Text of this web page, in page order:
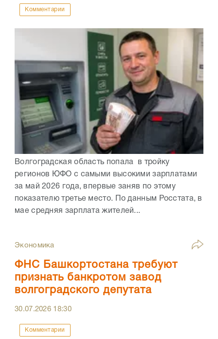
Комментарии
Волгоградская область попала в тройку
регионов ЮФО с самыми высокими зарплатами
за май 2026 года, впервые заняв по этому
показателю третье место. По данным Росстата, в
мае средняя зарплата жителей...
Экономика
ФНС Башкортостана требуют
признать банкротом завод
волгоградского депутата
30.07.2026 18:30
Комментарии